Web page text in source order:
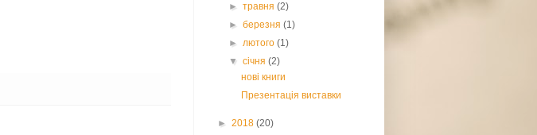
►травня(2)
►березня(1)
►лютого(1)
▼січня(2)
нові книги
Презентація виставки
► 2018 (20)